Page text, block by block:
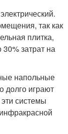
так как
плитка,
затрат на
напольные
долго играют
системы